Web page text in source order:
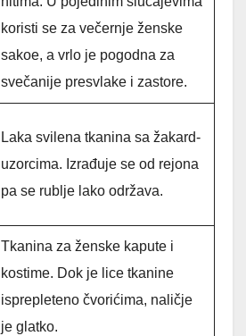
koristi se za večernje ženske
sakoe, a vrlo je pogodna za
svečanije presvlake i zastore.
Laka svilena tkanina sa žakard-
uzorcima. Izrađuje se od rejona
pa se rublje lako održava.
Tkanina za ženske kapute i
kostime. Dok je lice tkanine
isprepleteno čvorićima, naličje
je glatko.